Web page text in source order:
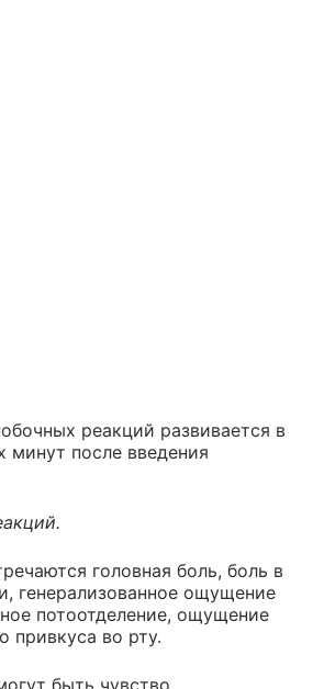
реакций развивается в
минут после введения
головная боль, боль в
генерализованное ощущение
потоотделение, ощущение
привкуса во рту.
быть чувство